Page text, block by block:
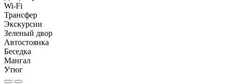
Wi-Fi
Трансфер
Экскурсии
Зеленый двор
Автостоянка
Беседка
Мангал
Утюг